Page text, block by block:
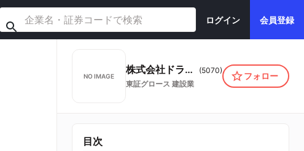
ログイン 会員登録
NO IMAGE
株式会社ドラフト (5070)
東証グロース 建設業
フォロー
目次